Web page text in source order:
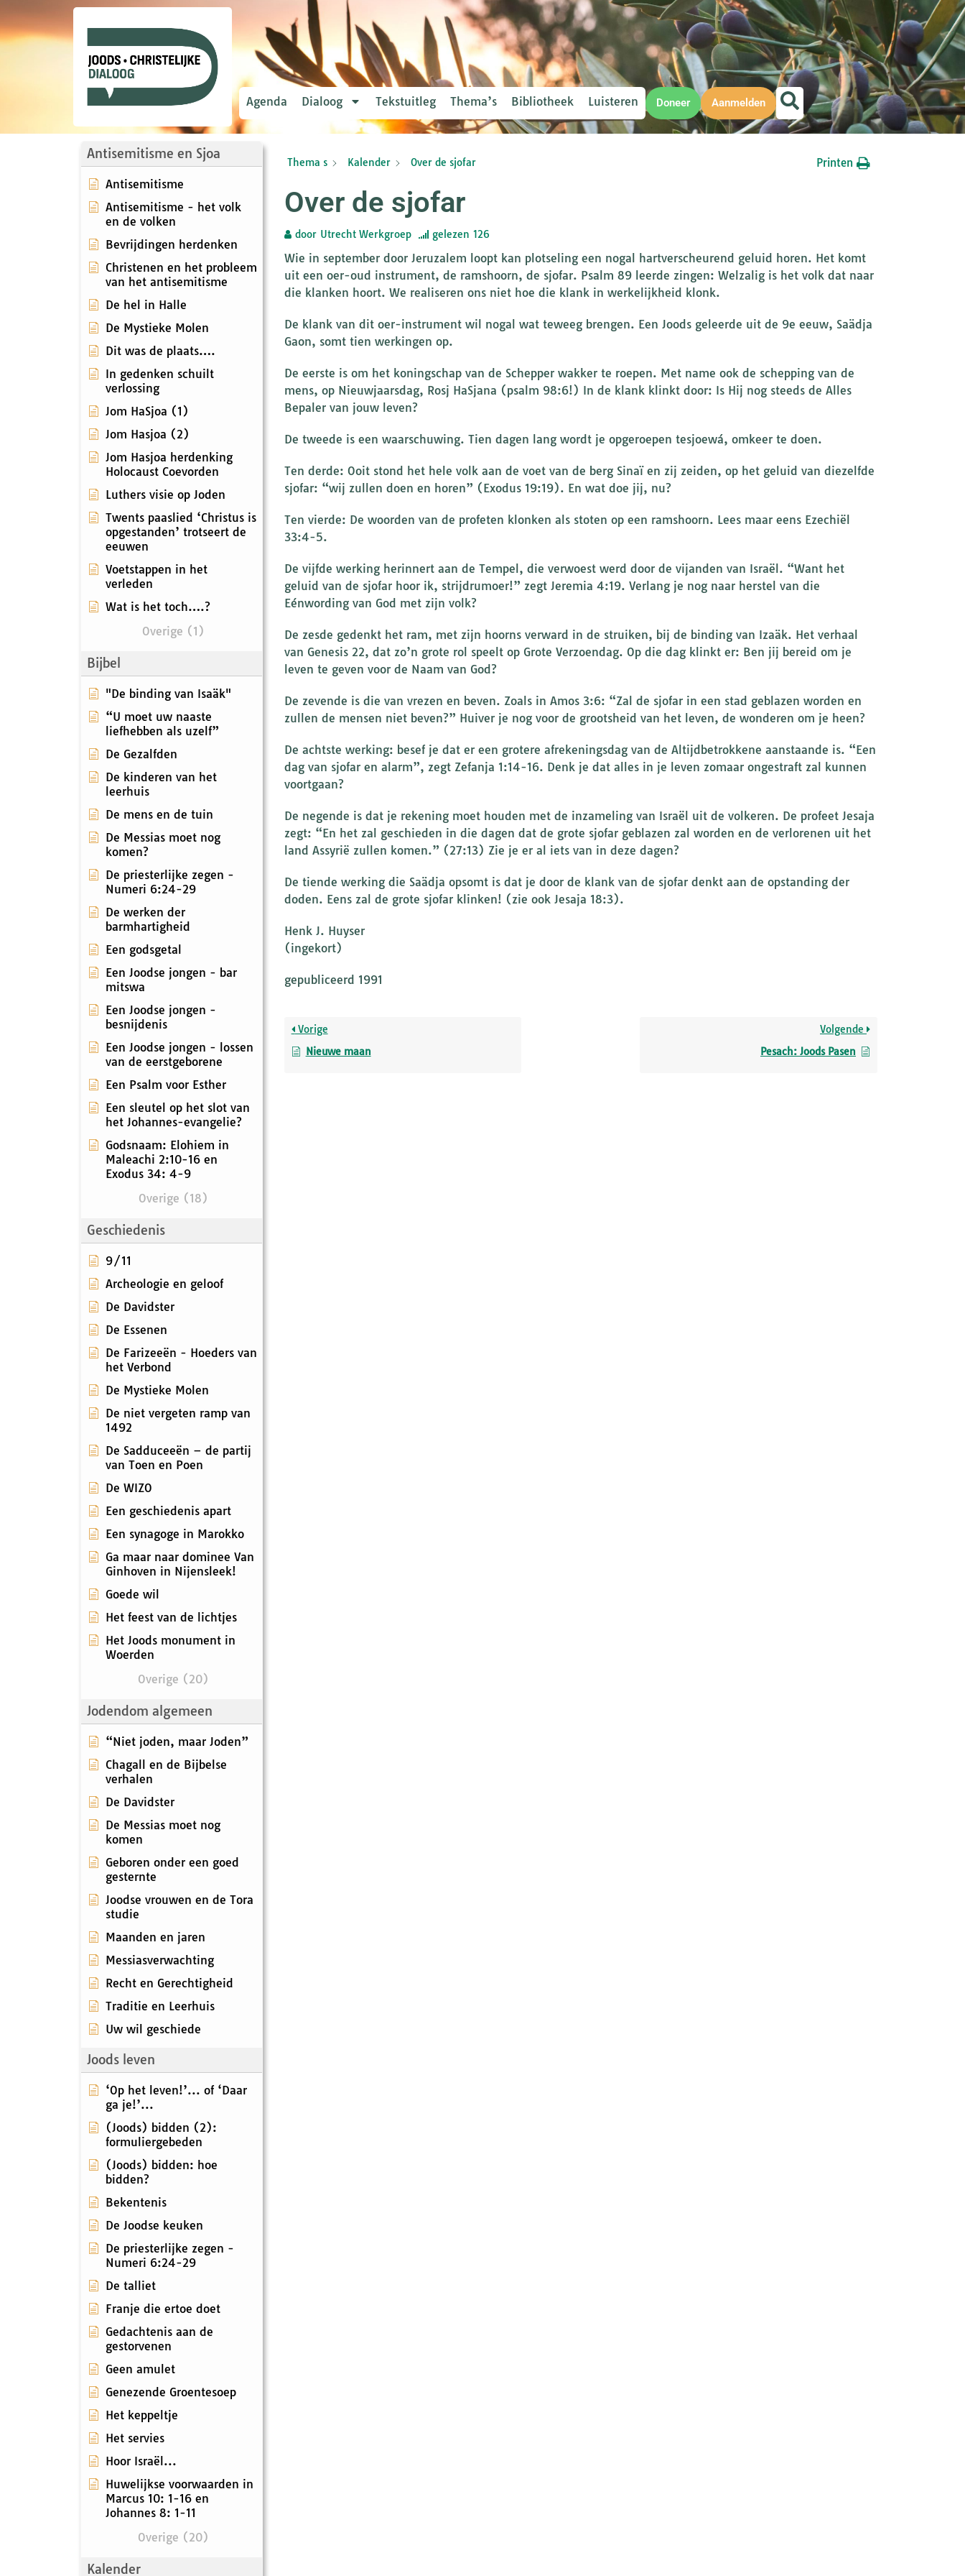
Agenda Dialoog Tekstuitleg Thema’s Bibliotheek Luisteren Doneer Aanmelden
Antisemitisme en Sjoa
Antisemitisme
Antisemitisme - het volk
en de volken
Bevrijdingen herdenken
Christenen en het probleem
van het antisemitisme
De hel in Halle
De Mystieke Molen
Dit was de plaats….
In gedenken schuilt
verlossing
Jom HaSjoa (1)
Jom Hasjoa (2)
Jom Hasjoa herdenking
Holocaust Coevorden
Luthers visie op Joden
Twents paaslied ‘Christus is
opgestanden’ trotseert de
eeuwen
Voetstappen in het
verleden
Wat is het toch….?
Overige (1)
Bijbel
"De binding van Isaäk"
“U moet uw naaste
liefhebben als uzelf”
De Gezalfden
De kinderen van het
leerhuis
De mens en de tuin
De Messias moet nog
komen?
De priesterlijke zegen -
Numeri 6:24-29
De werken der
barmhartigheid
Een godsgetal
Een Joodse jongen - bar
mitswa
Een Joodse jongen -
besnijdenis
Een Joodse jongen - lossen
van de eerstgeborene
Een Psalm voor Esther
Een sleutel op het slot van
het Johannes-evangelie?
Godsnaam: Elohiem in
Maleachi 2:10-16 en
Exodus 34: 4-9
Overige (18)
Geschiedenis
9/11
Archeologie en geloof
De Davidster
De Essenen
De Farizeeën - Hoeders van
het Verbond
De Mystieke Molen
De niet vergeten ramp van
1492
De Sadduceeën – de partij
van Toen en Poen
De WIZO
Een geschiedenis apart
Een synagoge in Marokko
Ga maar naar dominee Van
Ginhoven in Nijensleek!
Goede wil
Het feest van de lichtjes
Het Joods monument in
Woerden
Overige (20)
Jodendom algemeen
“Niet joden, maar Joden”
Chagall en de Bijbelse
verhalen
De Davidster
De Messias moet nog
komen
Geboren onder een goed
gesternte
Joodse vrouwen en de Tora
studie
Maanden en jaren
Messiasverwachting
Recht en Gerechtigheid
Traditie en Leerhuis
Uw wil geschiede
Joods leven
‘Op het leven!’... of ‘Daar
ga je!’...
(Joods) bidden (2):
formuliergebeden
(Joods) bidden: hoe
bidden?
Bekentenis
De Joodse keuken
De priesterlijke zegen -
Numeri 6:24-29
De talliet
Franje die ertoe doet
Gedachtenis aan de
gestorvenen
Geen amulet
Genezende Groentesoep
Het keppeltje
Het servies
Hoor Israël...
Huwelijkse voorwaarden in
Marcus 10: 1-16 en
Johannes 8: 1-11
Overige (20)
Kalender
Thema s Kalender Over de sjofar Printen
Over de sjofar
door Utrecht Werkgroep gelezen 126
Wie in september door Jeruzalem loopt kan plotseling een nogal hartverscheurend geluid horen. Het komt
uit een oer-oud instrument, de ramshoorn, de sjofar. Psalm 89 leerde zingen: Welzalig is het volk dat naar
die klanken hoort. We realiseren ons niet hoe die klank in werkelijkheid klonk.
De klank van dit oer-instrument wil nogal wat teweeg brengen. Een Joods geleerde uit de 9e eeuw, Saädja
Gaon, somt tien werkingen op.
De eerste is om het koningschap van de Schepper wakker te roepen. Met name ook de schepping van de
mens, op Nieuwjaarsdag, Rosj HaSjana (psalm 98:6!) In de klank klinkt door: Is Hij nog steeds de Alles
Bepaler van jouw leven?
De tweede is een waarschuwing. Tien dagen lang wordt je opgeroepen tesjoewá, omkeer te doen.
Ten derde: Ooit stond het hele volk aan de voet van de berg Sinaï en zij zeiden, op het geluid van diezelfde
sjofar: “wij zullen doen en horen” (Exodus 19:19). En wat doe jij, nu?
Ten vierde: De woorden van de profeten klonken als stoten op een ramshoorn. Lees maar eens Ezechiël
33:4-5.
De vijfde werking herinnert aan de Tempel, die verwoest werd door de vijanden van Israël. “Want het
geluid van de sjofar hoor ik, strijdrumoer!” zegt Jeremia 4:19. Verlang je nog naar herstel van die
Eénwording van God met zijn volk?
De zesde gedenkt het ram, met zijn hoorns verward in de struiken, bij de binding van Izaäk. Het verhaal
van Genesis 22, dat zo’n grote rol speelt op Grote Verzoendag. Op die dag klinkt er: Ben jij bereid om je
leven te geven voor de Naam van God?
De zevende is die van vrezen en beven. Zoals in Amos 3:6: “Zal de sjofar in een stad geblazen worden en
zullen de mensen niet beven?” Huiver je nog voor de grootsheid van het leven, de wonderen om je heen?
De achtste werking: besef je dat er een grotere afrekeningsdag van de Altijdbetrokkene aanstaande is. “Een
dag van sjofar en alarm”, zegt Zefanja 1:14-16. Denk je dat alles in je leven zomaar ongestraft zal kunnen
voortgaan?
De negende is dat je rekening moet houden met de inzameling van Israël uit de volkeren. De profeet Jesaja
zegt: “En het zal geschieden in die dagen dat de grote sjofar geblazen zal worden en de verlorenen uit het
land Assyrië zullen komen.” (27:13) Zie je er al iets van in deze dagen?
De tiende werking die Saädja opsomt is dat je door de klank van de sjofar denkt aan de opstanding der
doden. Eens zal de grote sjofar klinken! (zie ook Jesaja 18:3).
Henk J. Huyser
(ingekort)
gepubliceerd 1991
Vorige
Nieuwe maan
Volgende
Pesach: Joods Pasen